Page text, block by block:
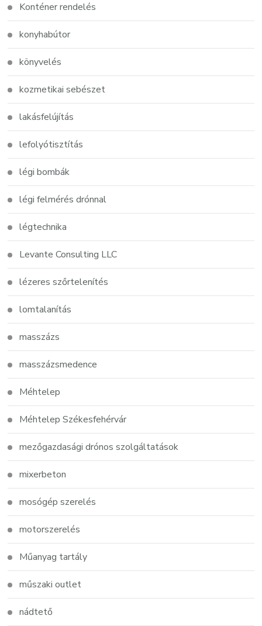
Konténer rendelés
konyhabútor
könyvelés
kozmetikai sebészet
lakásfelújítás
lefolyótisztítás
légi bombák
légi felmérés drónnal
légtechnika
Levante Consulting LLC
lézeres szőrtelenítés
lomtalanítás
masszázs
masszázsmedence
Méhtelep
Méhtelep Székesfehérvár
mezőgazdasági drónos szolgáltatások
mixerbeton
mosógép szerelés
motorszerelés
Műanyag tartály
műszaki outlet
nádtető